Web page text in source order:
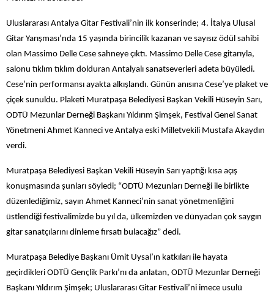
Uluslararası Antalya Gitar Festivali’nin ilk konserinde; 4. İtalya Ulusal
Gitar Yarışması’nda 15 yaşında birincilik kazanan ve sayısız ödül sahibi
olan Massimo Delle Cese sahneye çıktı. Massimo Delle Cese gitarıyla,
salonu tıklım tıklım dolduran Antalyalı sanatseverleri adeta büyüledi.
Cese’nin performansı ayakta alkışlandı. Günün anısına Cese’ye plaket ve
çiçek sunuldu. Plaketi Muratpaşa Belediyesi Başkan Vekili Hüseyin Sarı,
ODTÜ Mezunlar Derneği Başkanı Yıldırım Şimşek, Festival Genel Sanat
Yönetmeni Ahmet Kanneci ve Antalya eski Milletvekili Mustafa Akaydın
verdi.
Muratpaşa Belediyesi Başkan Vekili Hüseyin Sarı yaptığı kısa açış
konuşmasında şunları söyledi; “ODTÜ Mezunları Derneği ile birlikte
düzenlediğimiz, sayın Ahmet Kanneci’nin sanat yönetmenliğini
üstlendiği festivalimizde bu yıl da, ülkemizden ve dünyadan çok saygın
gitar sanatçılarını dinleme fırsatı bulacağız” dedi.
Muratpaşa Belediye Başkanı Ümit Uysal’ın katkıları ile hayata
geçirdikleri ODTÜ Gençlik Parkı’nı da anlatan, ODTÜ Mezunlar Derneği
Başkanı Yıldırım Şimşek; Uluslararası Gitar Festivali’ni imece usulü